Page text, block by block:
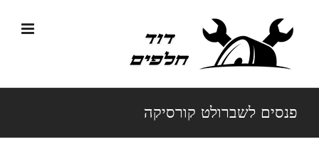
לתוכן
פנסים לשברולט קורסיקה